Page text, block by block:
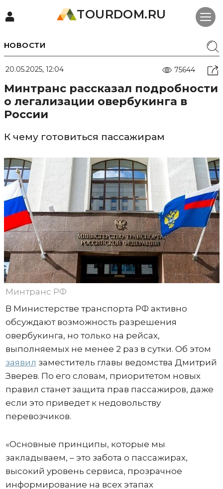
TOURDOM.RU
НОВОСТИ
20.05.2025, 12:04 75644
Минтранс рассказал подробности
о легализации овербукинга в
России
К чему готовиться пассажирам
Минтранс РФ
В Министерстве транспорта РФ активно
обсуждают возможность разрешения
овербукинга, но только на рейсах,
выполняемых не менее 2 раз в сутки. Об этом
заявил заместитель главы ведомства Дмитрий
Зверев. По его словам, приоритетом новых
правил станет защита прав пассажиров, даже
если это приведет к недовольству
перевозчиков.
«Основные принципы, которые мы
закладываем, – это забота о пассажирах,
высокий уровень сервиса, прозрачное
информирование на всех этапах